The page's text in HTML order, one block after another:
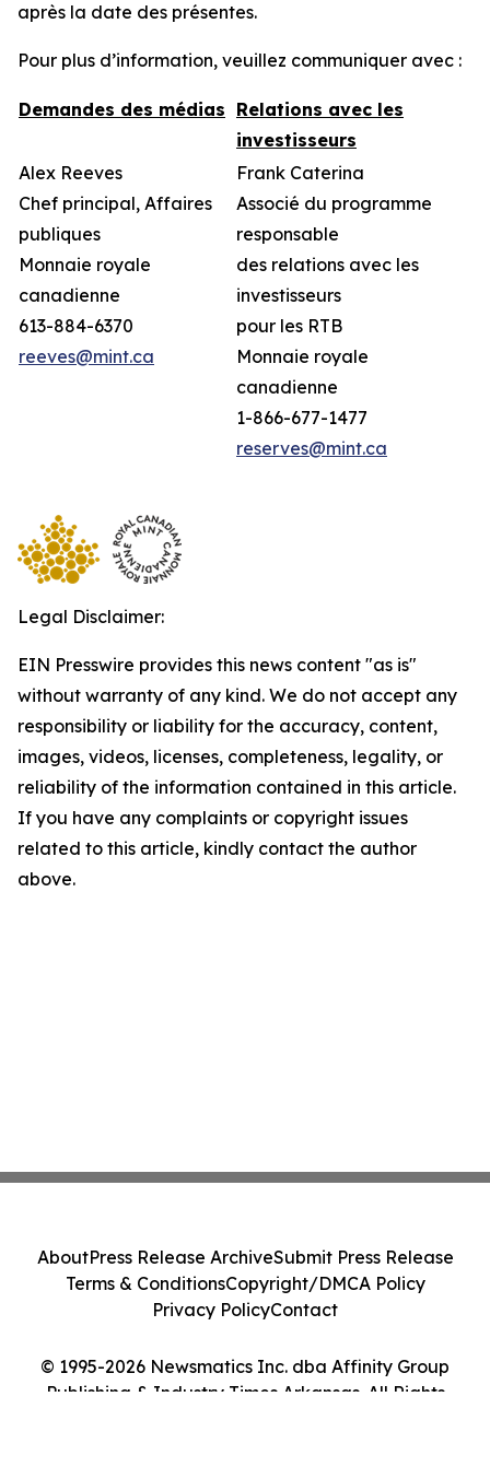
après la date des présentes.
Pour plus d’information, veuillez communiquer avec :
Demandes des médias Relations avec les
investisseurs
Alex Reeves
Chef principal, Affaires
publiques
Monnaie royale
canadienne
613-884-6370
reeves@mint.ca
Frank Caterina
Associé du programme
responsable
des relations avec les
investisseurs
pour les RTB
Monnaie royale
canadienne
1-866-677-1477
reserves@mint.ca
Legal Disclaimer:
EIN Presswire provides this news content "as is"
without warranty of any kind. We do not accept any
responsibility or liability for the accuracy, content,
images, videos, licenses, completeness, legality, or
reliability of the information contained in this article.
If you have any complaints or copyright issues
related to this article, kindly contact the author
above.
© 1995-2026 Newsmatics Inc. dba Affinity Group
Publishing & Industry Times Arkansas. All Rights
AboutPress Release ArchiveSubmit Press Release
Terms & ConditionsCopyright/DMCA Policy
Privacy PolicyContact